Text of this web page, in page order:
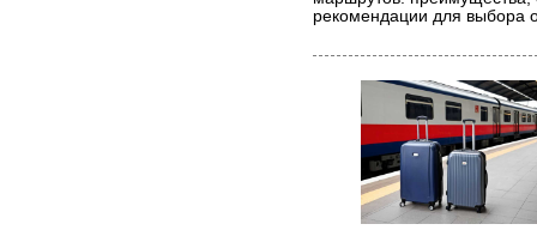
рекомендации для выбора